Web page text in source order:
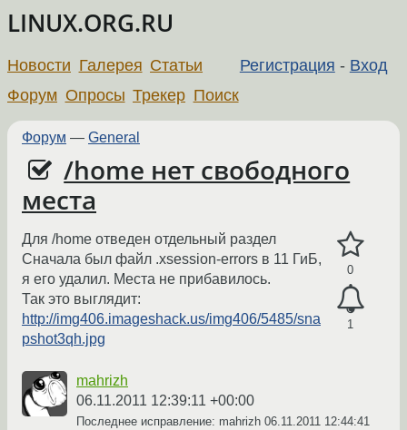
LINUX.ORG.RU
Регистрация - Вход
Новости Галерея Статьи
Форум Опросы Трекер Поиск
Форум — General
/home нет свободного
места
0
1
Для /home отведен отдельный раздел
Сначала был файл .xsession-errors в 11 ГиБ,
я его удалил. Места не прибавилось.
Так это выглядит:
http://img406.imageshack.us/img406/5485/sna
pshot3qh.jpg
mahrizh
06.11.2011 12:39:11 +00:00
Последнее исправление: mahrizh 06.11.2011 12:44:41